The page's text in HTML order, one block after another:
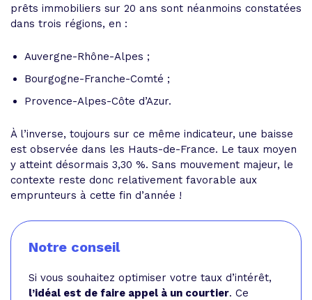
prêts immobiliers sur 20 ans sont néanmoins constatées
dans trois régions, en :
Auvergne-Rhône-Alpes ;
Bourgogne-Franche-Comté ;
Provence-Alpes-Côte d’Azur.
À l’inverse, toujours sur ce même indicateur, une baisse
est observée dans les Hauts-de-France. Le taux moyen
y atteint désormais 3,30 %. Sans mouvement majeur, le
contexte reste donc relativement favorable aux
emprunteurs à cette fin d’année !
Notre conseil
Si vous souhaitez optimiser votre taux d’intérêt,
l’idéal est de faire appel à un courtier. Ce